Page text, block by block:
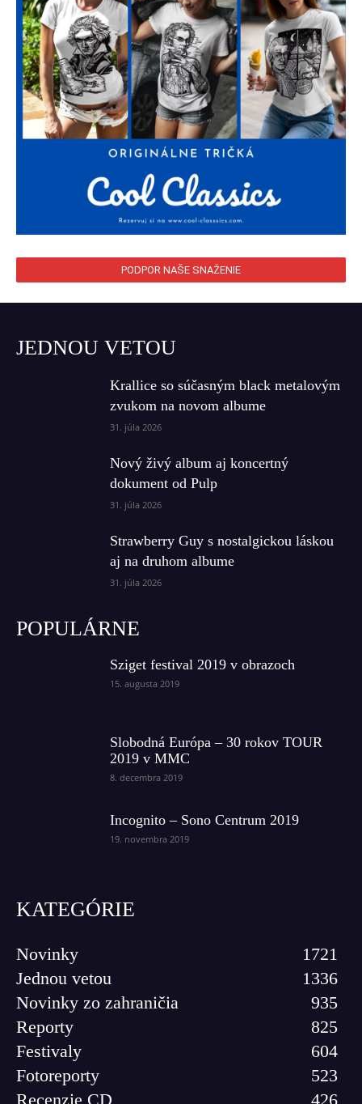
PODPOR NAŠE SNAŽENIE
JEDNOU VETOU
Krallice so súčasným black metalovým
zvukom na novom albume
31. júla 2026
Nový živý album aj koncertný
dokument od Pulp
31. júla 2026
Strawberry Guy s nostalgickou láskou
aj na druhom albume
31. júla 2026
POPULÁRNE
Sziget festival 2019 v obrazoch
15. augusta 2019
Slobodná Európa – 30 rokov TOUR
2019 v MMC
8. decembra 2019
Incognito – Sono Centrum 2019
19. novembra 2019
KATEGÓRIE
Novinky
1721
Jednou vetou
1336
Novinky zo zahraničia
935
Reporty
825
Festivaly
604
Fotoreporty
523
Recenzie CD
426